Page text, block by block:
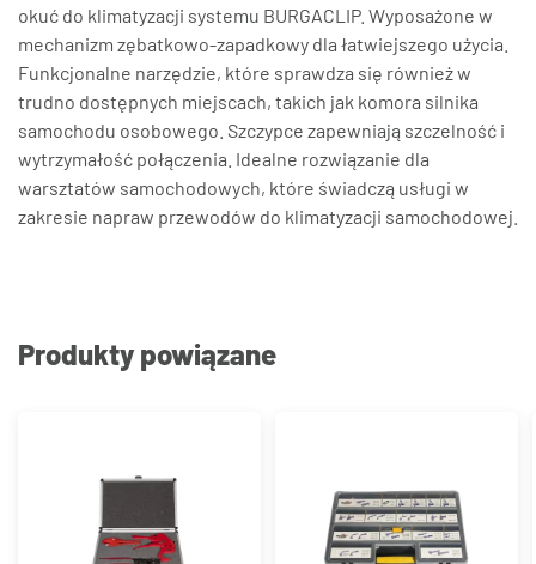
okuć do klimatyzacji systemu BURGACLIP. Wyposażone w
mechanizm zębatkowo-zapadkowy dla łatwiejszego użycia.
Funkcjonalne narzędzie, które sprawdza się również w
trudno dostępnych miejscach, takich jak komora silnika
samochodu osobowego. Szczypce zapewniają szczelność i
wytrzymałość połączenia. Idealne rozwiązanie dla
warsztatów samochodowych, które świadczą usługi w
zakresie napraw przewodów do klimatyzacji samochodowej.
Produkty powiązane